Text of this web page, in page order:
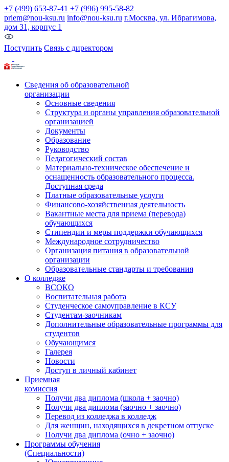
+7 (499) 653-87-41 +7 (996) 995-58-82
priem@nou-ksu.ru info@nou-ksu.ru г.Москва, ул. Ибрагимова,
дом 31, корпус 1
Поступить Связь с директором
Сведения об образовательной
организации
Основные сведения
Структура и органы управления образовательной
организацией
Документы
Образование
Руководство
Педагогический состав
Материально-техническое обеспечение и
оснащенность образовательного процесса.
Доступная среда
Платные образовательные услуги
Финансово-хозяйственная деятельность
Вакантные места для приема (перевода)
обучающихся
Стипендии и меры поддержки обучающихся
Международное сотрудничество
Организация питания в образовательной
организации
Образовательные стандарты и требования
О колледже
ВСОКО
Воспитательная работа
Студенческое самоуправление в КСУ
Студентам-заочникам
Дополнительные образовательные программы для
студентов
Обучающимся
Галерея
Новости
Доступ в личный кабинет
Приемная
комиссия
Получи два диплома (школа + заочно)
Получи два диплома (заочно + заочно)
Перевод из колледжа в колледж
Для женщин, находящихся в декретном отпуске
Получи два диплома (очно + заочно)
Программы обучения
(Специальности)